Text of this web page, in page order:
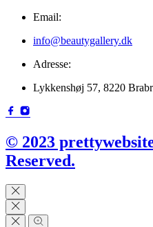
Email:
info@beautygallery.dk
Adresse:
Lykkenshøj 57, 8220
© 2023
Reserved.